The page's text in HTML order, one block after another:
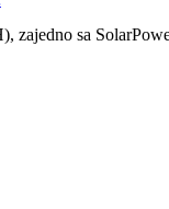
zajedno sa